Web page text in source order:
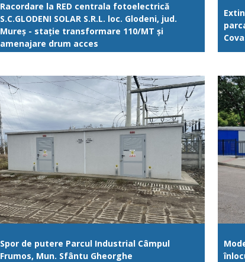
Racordare la RED centrala fotoelectrică
S.C.GLODENI SOLAR S.R.L. loc. Glodeni, jud.
Mureș - stație transformare 110/MT și
amenajare drum acces
Spor de putere Parcul Industrial Câmpul
Frumos, Mun. Sfântu Gheorghe